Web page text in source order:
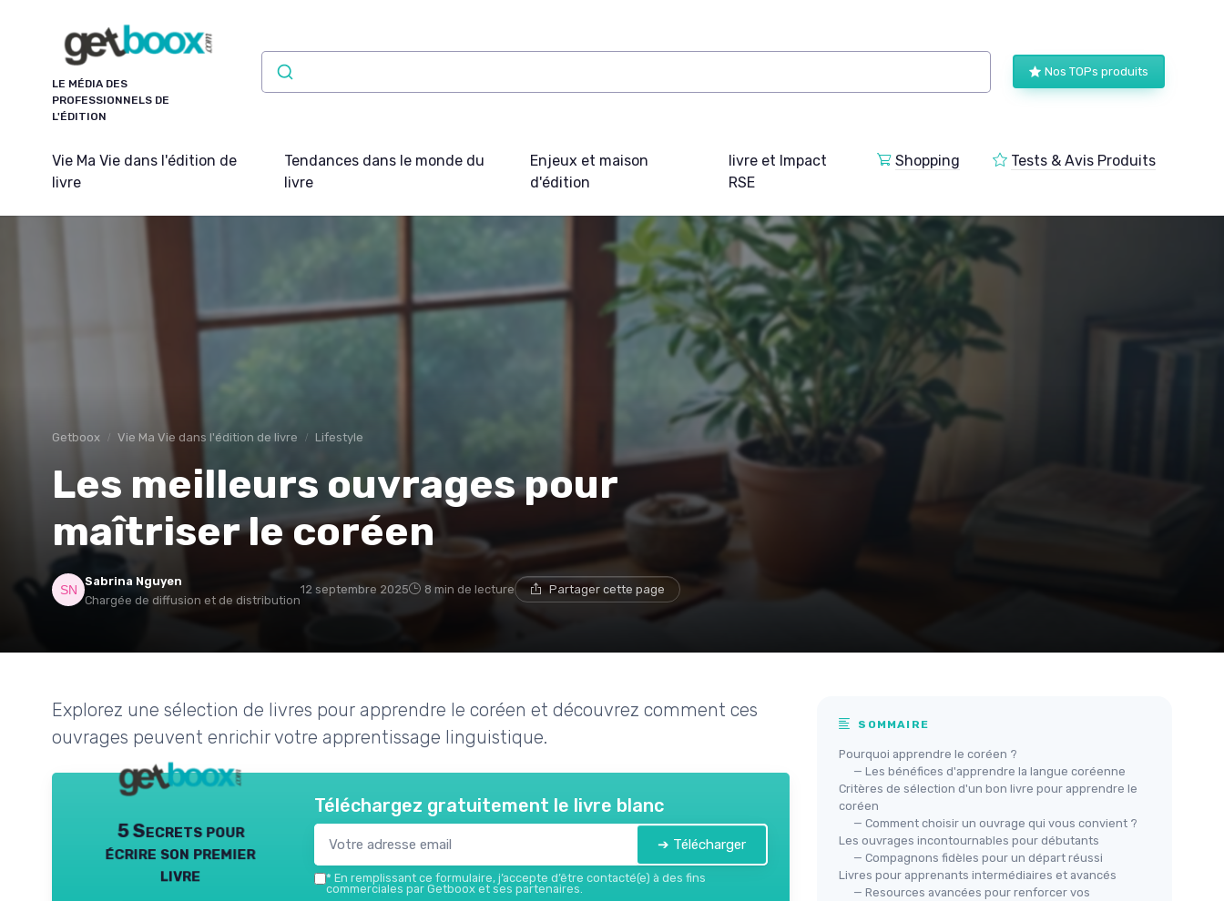
LE MÉDIA DES
PROFESSIONNELS DE
L'ÉDITION
Nos TOPs produits
Vie Ma Vie dans l'édition de
livre
Tendances dans le monde du
livre
Enjeux et maison
d'édition
livre et Impact
RSE
Shopping Tests & Avis Produits
Getboox Vie Ma Vie dans l'édition de livre Lifestyle
Les meilleurs ouvrages pour
maîtriser le coréen
Sabrina Nguyen
Chargée de diffusion et de distribution
12 septembre 2025 8 min de lecture Partager cette page
Explorez une sélection de livres pour apprendre le coréen et découvrez comment ces
ouvrages peuvent enrichir votre apprentissage linguistique.
5 Secrets pour
écrire son premier
livre
Téléchargez gratuitement le livre blanc
➔ Télécharger
* En remplissant ce formulaire, j’accepte d’être contacté(e) à des fins
commerciales par Getboox et ses partenaires.
SOMMAIRE
Pourquoi apprendre le coréen ?
— Les bénéfices d'apprendre la langue coréenne
Critères de sélection d'un bon livre pour apprendre le
coréen
— Comment choisir un ouvrage qui vous convient ?
Les ouvrages incontournables pour débutants
— Compagnons fidèles pour un départ réussi
Livres pour apprenants intermédiaires et avancés
— Resources avancées pour renforcer vos